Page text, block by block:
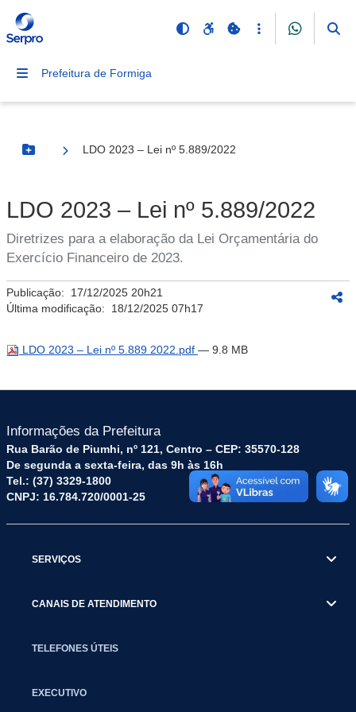
Prefeitura de Formiga
Botão Menu
LDO 2023 – Lei nº 5.889/2022
LDO 2023 – Lei nº 5.889/2022
Diretrizes para a elaboração da Lei Orçamentária do
Exercício Financeiro de 2023.
Publicação: 17/12/2025 20h21
Última modificação: 18/12/2025 07h17
LDO 2023 – Lei nº 5.889 2022.pdf — 9.8 MB
Informações da Prefeitura
Rua Barão de Piumhi, nº 121, Centro – CEP: 35570-128
De segunda a sexta-feira, das 9h às 16h
Tel.: (37) 3329-1800
CNPJ: 16.784.720/0001-25
SERVIÇOS
CANAIS DE ATENDIMENTO
TELEFONES ÚTEIS
EXECUTIVO